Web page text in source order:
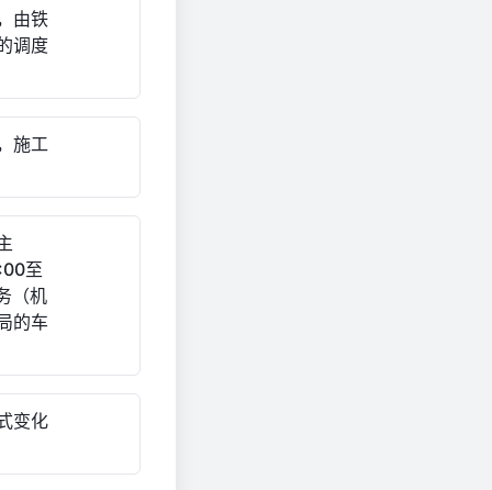
由铁
调度
施工
至
（机
的车
变化